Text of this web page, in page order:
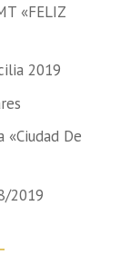
«FELIZ
2019
«Ciudad De
2019